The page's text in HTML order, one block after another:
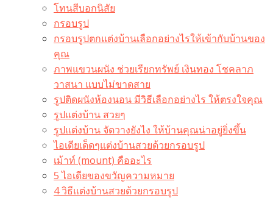
โทนสีบอกนิสัย
กรอบรูป
กรอบรูปตกแต่งบ้านเลือกอย่างไรให้เข้ากับบ้านของ
คุณ
ภาพแขวนผนัง ช่วยเรียกทรัพย์ เงินทอง โชคลาภ
วาสนา แบบไม่ขาดสาย
รูปติดผนังห้องนอน มีวิธีเลือกอย่างไร ให้ตรงใจคุณ
รูปแต่งบ้าน สวยๆ
รูปแต่งบ้าน จัดวางยังไง ให้บ้านคุณน่าอยู่ยิ่งขึ้น
ไอเดียเด็ดๆแต่งบ้านสวยด้วยกรอบรูป
เม้าท์ (mount) คืออะไร​
5 ไอเดียของขวัญความหมาย
4 วิธีแต่งบ้านสวยด้วยกรอบรูป